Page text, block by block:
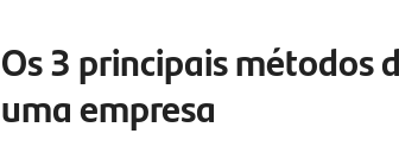
Os 3 principais métodos
uma empresa